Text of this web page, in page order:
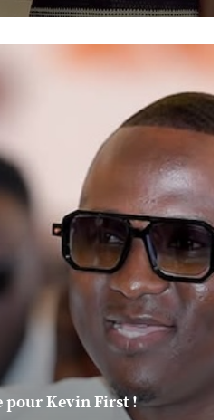
pour Kevin First !